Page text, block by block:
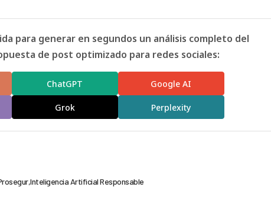
para generar en segundos un análisis completo del
de post optimizado para redes sociales:
ChatGPT Google AI
Grok Perplexity
Inteligencia Artificial Responsable